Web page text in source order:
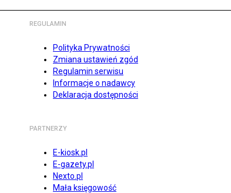
REGULAMIN
Polityka Prywatności
Zmiana ustawień zgód
Regulamin serwisu
Informacje o nadawcy
Deklaracja dostępności
PARTNERZY
E-kiosk.pl
E-gazety.pl
Nexto.pl
Mała księgowość